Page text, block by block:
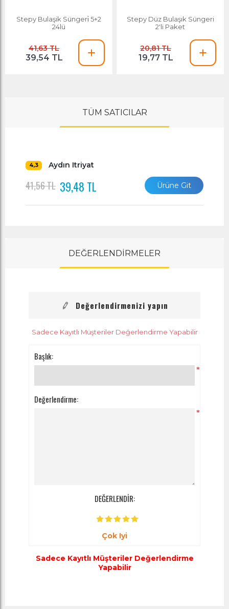
Stepy Bulaşik Süngeri̇ 5+2
24lü
41,63 TL
39,54 TL
Stepy Düz Bulaşık Süngeri
2'li Paket
20,81 TL
19,77 TL
TÜM SATICILAR
4,3 Aydın Itriyat
41,56 TL 39,48 TL Ürüne Git
DEĞERLENDİRMELER
Değerlendirmenizi yapın
Sadece Kayıtlı Müşteriler Değerlendirme Yapabilir
Başlık:
*
Değerlendirme:
*
DEĞERLENDİR:
Çok Iyi
Sadece Kayıtlı Müşteriler Değerlendirme
Yapabilir